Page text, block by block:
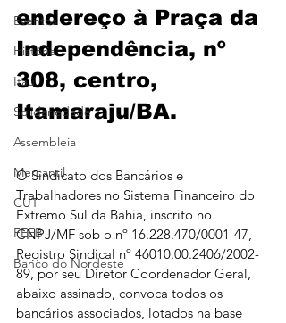
Eventos
História
Itaú
Solidariedade
Assembleia
Mercantil
CUT
FEEB
Banco do Nordeste
endereço à Praça da
Independência, nº
308, centro,
Itamaraju/BA.
O Sindicato dos Bancários e
Trabalhadores no Sistema Financeiro do
Extremo Sul da Bahia, inscrito no
CNPJ/MF sob o nº 16.228.470/0001-47,
Registro Sindical nº 46010.00.2406/2002-
89, por seu Diretor Coordenador Geral,
abaixo assinado, convoca todos os
bancários associados, lotados na base